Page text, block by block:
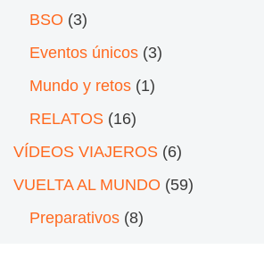
BSO (3)
Eventos únicos (3)
Mundo y retos (1)
RELATOS (16)
VÍDEOS VIAJEROS (6)
VUELTA AL MUNDO (59)
Preparativos (8)